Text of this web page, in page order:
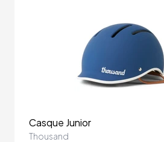
Casque Junior
Thousand